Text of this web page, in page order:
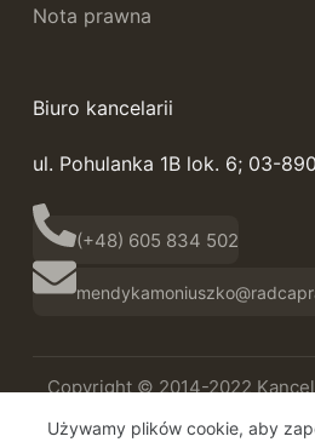
Używamy plików cookie, aby
Nota prawna
Biuro kancelarii
ul. Pohulanka 1B lok. 6; 03-
(+48) 605 834 502
Copyright © 2014-2022